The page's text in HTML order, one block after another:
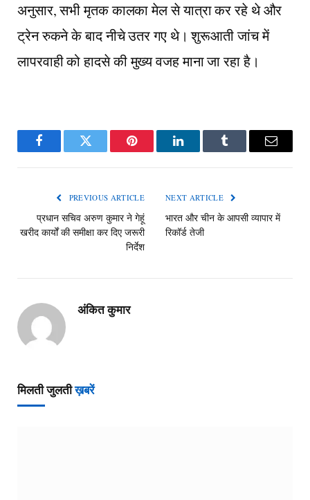
अनुसार, सभी मृतक कालका मेल से यात्रा कर रहे थे और
ट्रेन रुकने के बाद नीचे उतर गए थे। शुरूआती जांच में
लापरवाही को हादसे की मुख्य वजह माना जा रहा है।
FacebookTwitter Pinterest LinkedInTumblr Email
PREVIOUS ARTICLE
प्रधान सचिव अरुण कुमार ने गेहूं
खरीद कार्यों की समीक्षा कर दिए जरूरी
निर्देश
NEXT ARTICLE
भारत और चीन के आपसी व्यापार में
रिकॉर्ड तेजी
अंकित कुमार
मिलती जुलतीख़बरें